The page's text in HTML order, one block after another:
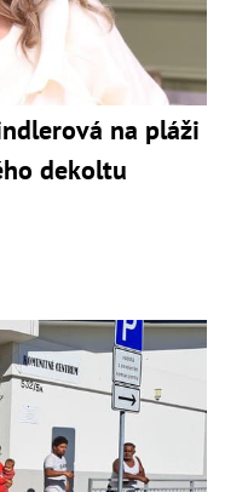
na pláži
dekoltu